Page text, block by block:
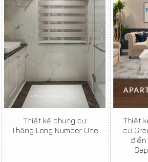
Thiết kế chung cư
Thăng Long Number One
Thiết
cư
điển